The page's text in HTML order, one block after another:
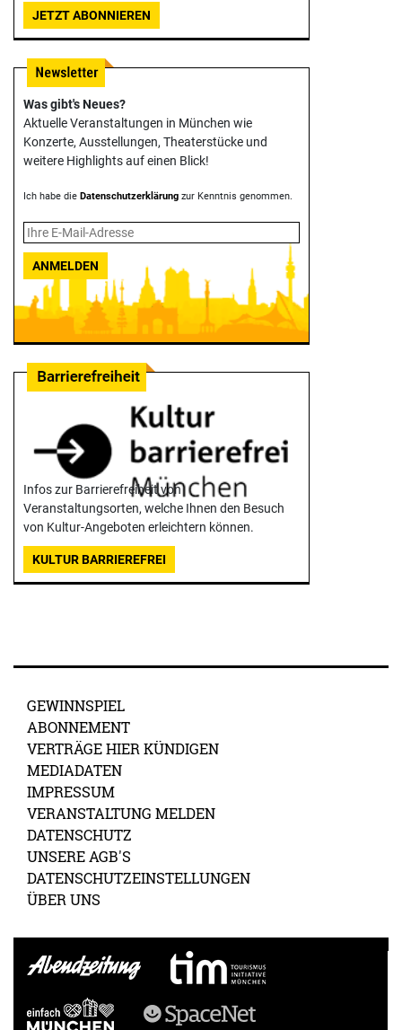
JETZT ABONNIEREN
Was gibt's Neues?
Aktuelle Veranstaltungen in München wie
Konzerte, Ausstellungen, Theater­stücke und
weitere Highlights auf einen Blick!
Ich habe die Datenschutzerklärung zur Kenntnis genommen.
ANMELDEN
Infos zur Barrierefreiheit von
Veranstaltungsorten, welche Ihnen den Besuch
von Kultur-Angeboten erleichtern können.
KULTUR BARRIEREFREI
GEWINNSPIEL
ABONNEMENT
VERTRÄGE HIER KÜNDIGEN
MEDIADATEN
IMPRESSUM
VERANSTALTUNG MELDEN
DATENSCHUTZ
UNSERE AGB'S
DATENSCHUTZEINSTELLUNGEN
ÜBER UNS